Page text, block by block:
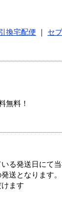
換宅配便
セ
無料！
る発送日にて当
送となります。
ます